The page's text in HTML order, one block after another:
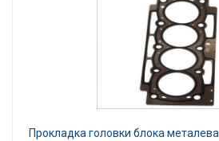
Прокладка головки блока металева